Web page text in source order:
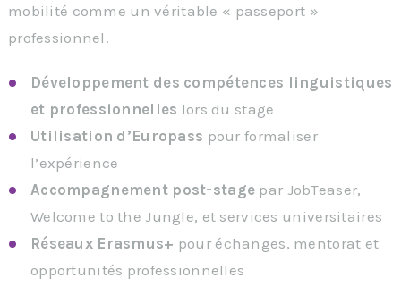
mobilité comme un véritable « passeport »
professionnel.
Développement des compétences linguistiques
et professionnelles lors du stage
Utilisation d’Europass pour formaliser
l’expérience
Accompagnement post-stage par JobTeaser,
Welcome to the Jungle, et services universitaires
Réseaux Erasmus+ pour échanges, mentorat et
opportunités professionnelles